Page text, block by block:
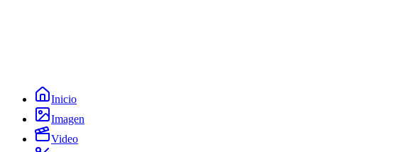
Inicio
Imagen
Video